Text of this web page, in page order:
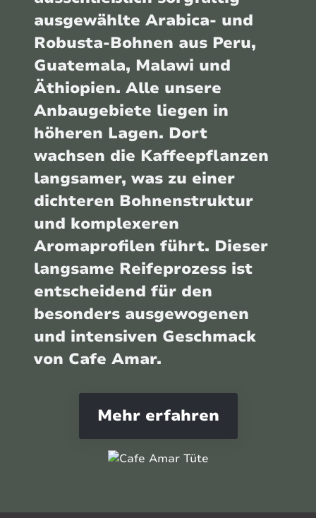
ausgewählte Arabica- und
Robusta-Bohnen aus Peru,
Guatemala, Malawi und
Äthiopien. Alle unsere
Anbaugebiete liegen in
höheren Lagen. Dort
wachsen die Kaffeepflanzen
langsamer, was zu einer
dichteren Bohnenstruktur
und komplexeren
Aromaprofilen führt. Dieser
langsame Reifeprozess ist
entscheidend für den
besonders ausgewogenen
und intensiven Geschmack
von Cafe Amar.
Mehr erfahren